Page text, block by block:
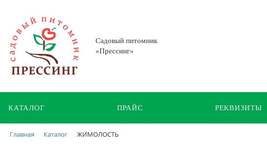
Садовый питомник
«Прессинг»
КАТАЛОГ ПРАЙС РЕКВИЗИТЫ
Главная Каталог ЖИМОЛОСТЬ